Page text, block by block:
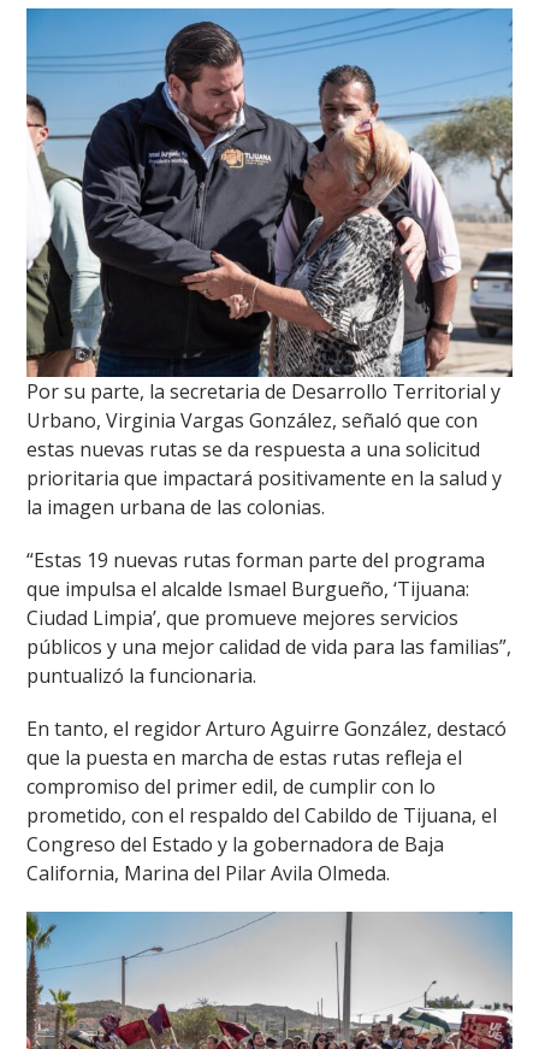
Por su parte, la secretaria de Desarrollo Territorial y
Urbano, Virginia Vargas González, señaló que con
estas nuevas rutas se da respuesta a una solicitud
prioritaria que impactará positivamente en la salud y
la imagen urbana de las colonias.
“Estas 19 nuevas rutas forman parte del programa
que impulsa el alcalde Ismael Burgueño, ‘Tijuana:
Ciudad Limpia’, que promueve mejores servicios
públicos y una mejor calidad de vida para las familias”,
puntualizó la funcionaria.
En tanto, el regidor Arturo Aguirre González, destacó
que la puesta en marcha de estas rutas refleja el
compromiso del primer edil, de cumplir con lo
prometido, con el respaldo del Cabildo de Tijuana, el
Congreso del Estado y la gobernadora de Baja
California, Marina del Pilar Avila Olmeda.